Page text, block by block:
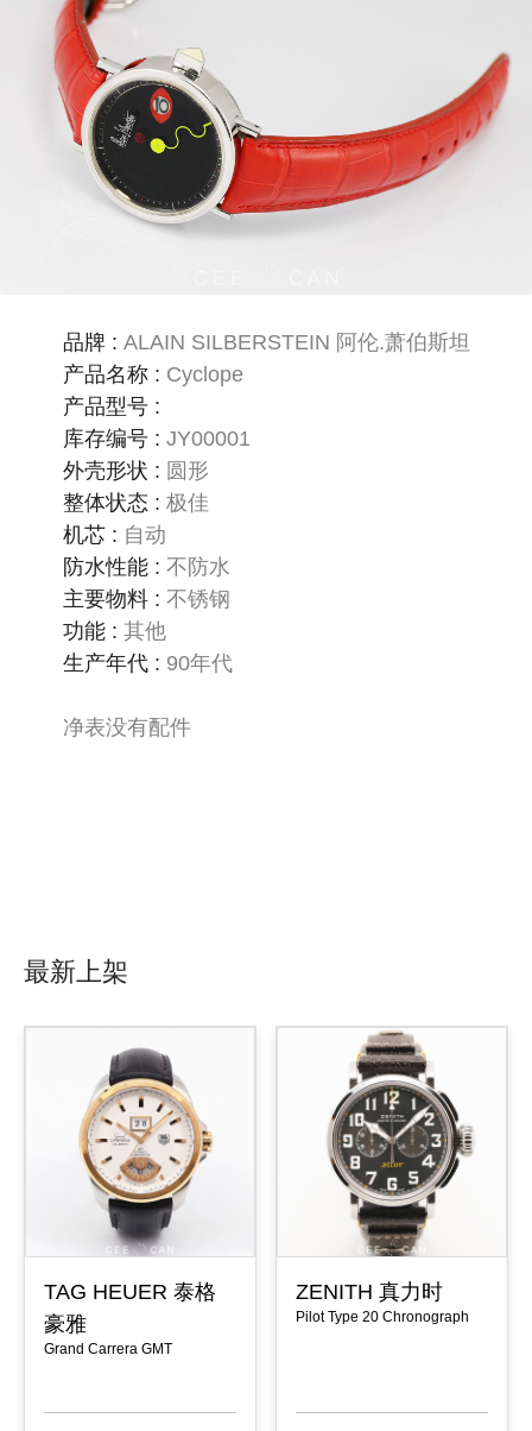
品牌 : ALAIN SILBERSTEIN 阿伦.萧伯斯坦
产品名称: Cyclope
产品型号:
库存编号: JY00001
外壳形状 : 圆形
整体状态 : 极佳
机芯: 自动
防水性能: 不防水
主要物料: 不锈钢
功能: 其他
生产年代: 90年代
净表没有配件
最新上架
CHOPARD 萧邦
Happy Diamonds
SEIKO 精工
Chronograph GMT Limited